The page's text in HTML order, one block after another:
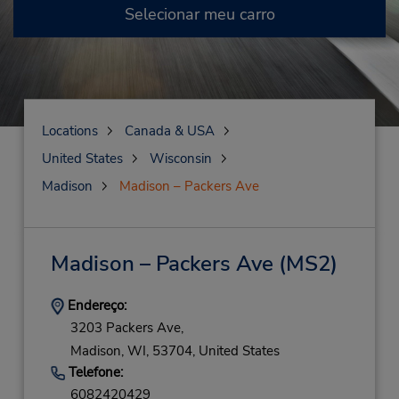
Selecionar meu carro
Locations
Canada & USA
United States
Wisconsin
Madison
Madison – Packers Ave
Madison – Packers Ave (MS2)
Endereço:
3203 Packers Ave,
Madison, WI, 53704, United States
Telefone:
6082420429